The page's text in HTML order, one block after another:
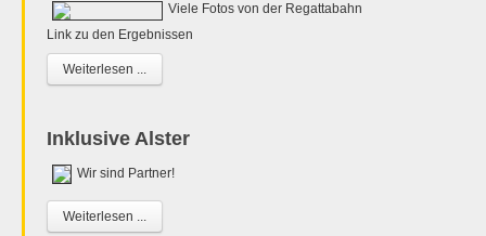
Viele Fotos von der Regattabahn
Link zu den Ergebnissen
Weiterlesen ...
Inklusive Alster
Wir sind Partner!
Weiterlesen ...